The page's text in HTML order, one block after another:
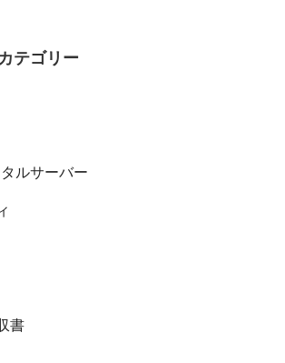
テゴリー
ルサーバー
書